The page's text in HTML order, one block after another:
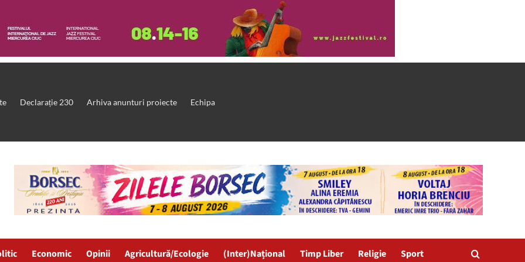
Declarație 230 Arhiva anunturi proiecte Echipa
Economic Opinii Agricultură/Ecologie (Inter)Național Timp Liber Religie Sport